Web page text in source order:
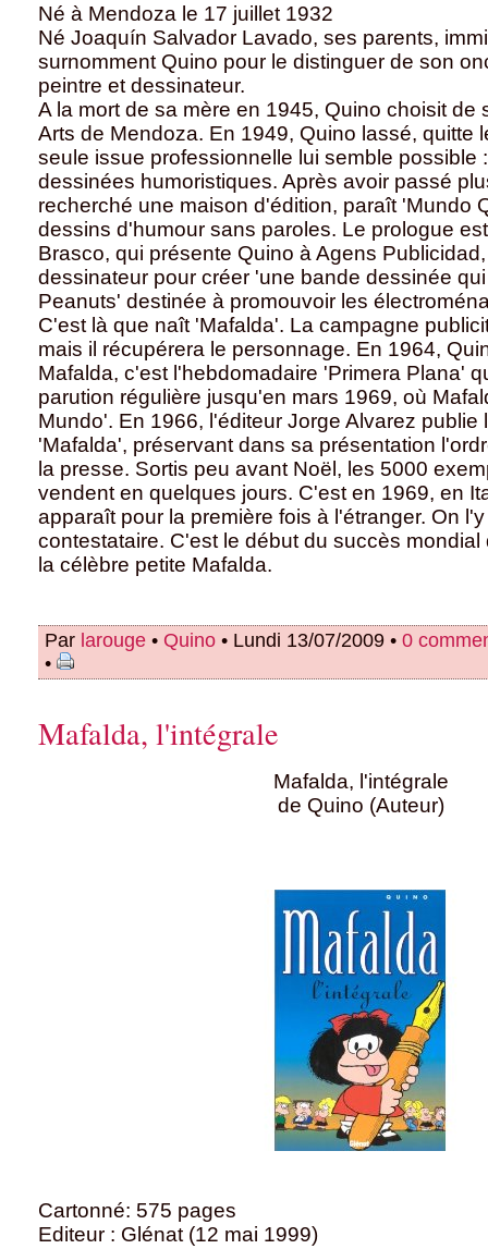
Né à Mendoza le 17 juillet 1932
Né Joaquín Salvador Lavado, ses parents,
surnomment Quino pour le distinguer de son
peintre et dessinateur.
A la mort de sa mère en 1945, Quino choisit de
Arts de Mendoza. En 1949, Quino lassé, quitte
seule issue professionnelle lui semble possible
dessinées humoristiques. Après avoir passé
recherché une maison d'édition, paraît 'Mundo
dessins d'humour sans paroles. Le prologue
Brasco, qui présente Quino à Agens
dessinateur pour créer 'une bande dessinée
Peanuts' destinée à promouvoir les
C'est là que naît 'Mafalda'. La campagne
mais il récupérera le personnage. En 1964,
Mafalda, c'est l'hebdomadaire 'Primera Plana'
parution régulière jusqu'en mars 1969, où
Mundo'. En 1966, l'éditeur Jorge Alvarez publie
'Mafalda', préservant dans sa présentation
la presse. Sortis peu avant Noël, les 5000
vendent en quelques jours. C'est en 1969, en
apparaît pour la première fois à l'étranger. On
contestataire. C'est le début du succès
la célèbre petite Mafalda.
Par larouge • Quino • Lundi 13/07/2009 • 0
•
Mafalda, l'intégrale
Mafalda, l'intégrale
de Quino (Auteur)
Cartonné: 575 pages
Editeur : Glénat (12 mai 1999)